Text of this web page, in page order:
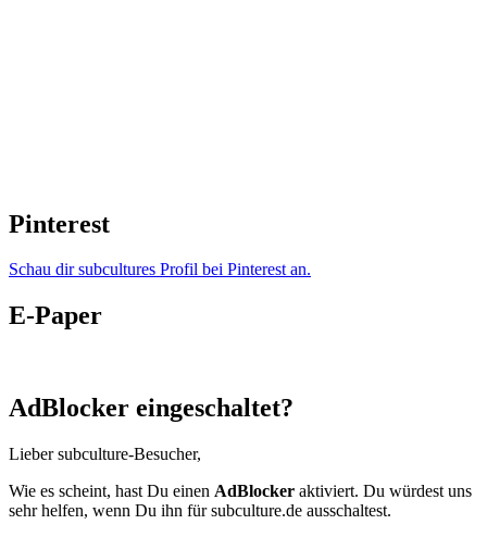
Pinterest
Schau dir subcultures Profil bei Pinterest an.
E-Paper
AdBlocker eingeschaltet?
Lieber subculture-Besucher,
Wie es scheint, hast Du einen AdBlocker aktiviert. Du würdest uns
sehr helfen, wenn Du ihn für subculture.de ausschaltest.